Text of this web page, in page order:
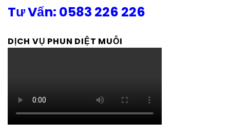
Tư Vấn: 0583 226 226
DỊCH VỤ PHUN DIỆT MUỖI